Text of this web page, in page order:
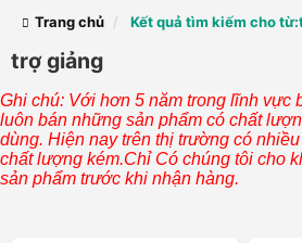
Trang chủ Kết quả tìm kiếm cho
trợ giảng
Ghi chú: Với hơn 5 năm trong lĩnh vực
luôn bán những sản phẩm có chất
dùng. Hiện nay trên thị trường có
chất lượng kém.Chỉ Có chúng tôi cho
sản phẩm trước khi nhận hàng.